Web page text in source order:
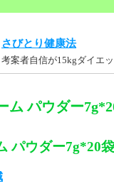
さびとり健康法
考案者自信が15kgダイエ
ム パウダー
パウダー7g*20